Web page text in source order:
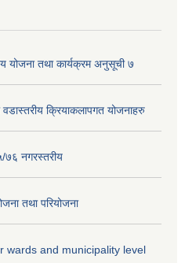
योजना तथा कार्यक्रम अनुसूची ७
क्रियाकलापगत योजनाहरु
७६ नगरस्तरीय
तथा परियोजना
wards and municipality level